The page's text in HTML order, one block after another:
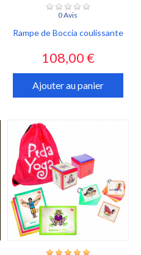
0 Avis
Rampe de Boccia coulissante
Prix
108,00 €
Ajouter au panier